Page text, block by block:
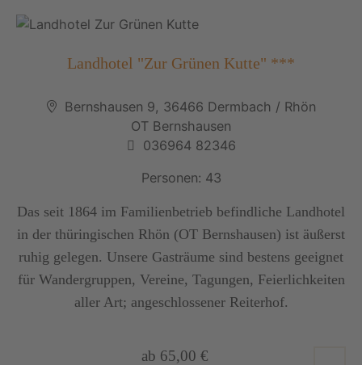
Landhotel "Zur Grünen Kutte" ***
Bernshausen 9, 36466 Dermbach / Rhön
OT Bernshausen
036964 82346
Personen: 43
Das seit 1864 im Familienbetrieb befindliche Landhotel
in der thüringischen Rhön (OT Bernshausen) ist äußerst
ruhig gelegen. Unsere Gasträume sind bestens geeignet
für Wandergruppen, Vereine, Tagungen, Feierlichkeiten
aller Art; angeschlossener Reiterhof.
ab 65,00 €